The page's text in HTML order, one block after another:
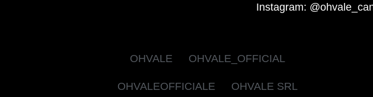
Instagram:
OHVALE OHVALE_OFFICIAL
OHVALEOFFICIALE OHVALE SRL